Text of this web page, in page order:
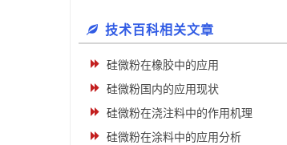
技术百科相关文章
硅微粉在橡胶中的应用
硅微粉国内的应用现状
硅微粉在浇注料中的作用机理
硅微粉在涂料中的应用分析